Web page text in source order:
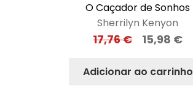
O Caçador de Sonhos
Sherrilyn Kenyon
17,76€ 15,98 €
Adicionar ao carrinho